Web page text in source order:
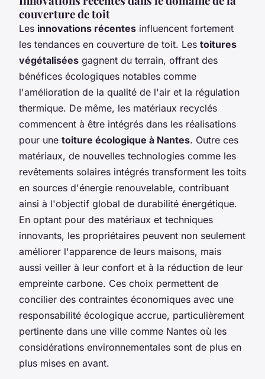
couverture de toit
Les innovations récentes influencent fortement
les tendances en couverture de toit. Les toitures
végétalisées gagnent du terrain, offrant des
bénéfices écologiques notables comme
l'amélioration de la qualité de l'air et la régulation
thermique. De même, les matériaux recyclés
commencent à être intégrés dans les réalisations
pour une toiture écologique à Nantes. Outre ces
matériaux, de nouvelles technologies comme les
revêtements solaires intégrés transforment les toits
en sources d'énergie renouvelable, contribuant
ainsi à l'objectif global de durabilité énergétique.
En optant pour des matériaux et techniques
innovants, les propriétaires peuvent non seulement
améliorer l'apparence de leurs maisons, mais
aussi veiller à leur confort et à la réduction de leur
empreinte carbone. Ces choix permettent de
concilier des contraintes économiques avec une
responsabilité écologique accrue, particulièrement
pertinente dans une ville comme Nantes où les
considérations environnementales sont de plus en
plus mises en avant.